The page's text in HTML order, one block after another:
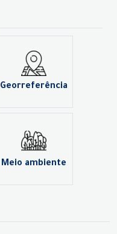
Georreferência
Meio ambiente